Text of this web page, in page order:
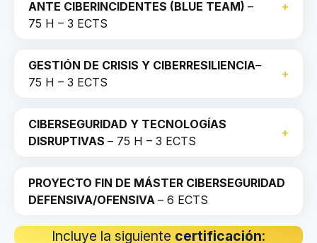
ANTE CIBERINCIDENTES (BLUE TEAM) –
75 H – 3 ECTS
GESTIÓN DE CRISIS Y CIBERRESILIENCIA–
75 H – 3 ECTS
CIBERSEGURIDAD Y TECNOLOGÍAS
DISRUPTIVAS – 75 H – 3 ECTS
PROYECTO FIN DE MÁSTER CIBERSEGURIDAD
DEFENSIVA/OFENSIVA – 6 ECTS
Incluye la siguiente certificación: